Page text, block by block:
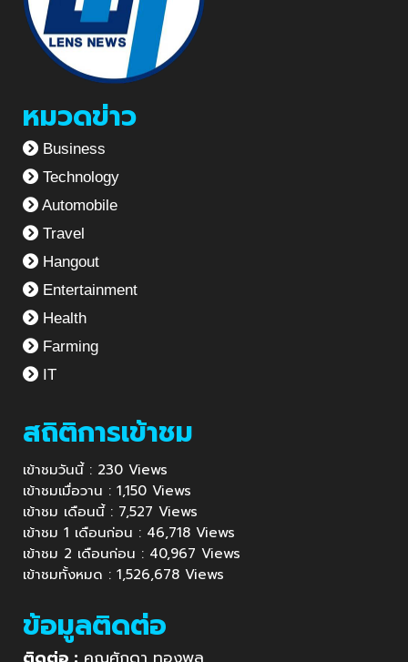
หมวดข่าว
Business
Technology
Automobile
Travel
Hangout
Entertainment
Health
Farming
IT
สถิติการเข้าชม
เข้าชมวันนี้ : 230 Views
เข้าชมเมื่อวาน : 1,150 Views
เข้าชม เดือนนี้ : 7,527 Views
เข้าชม 1 เดือนก่อน : 46,718 Views
เข้าชม 2 เดือนก่อน : 40,967 Views
เข้าชมทั้งหมด : 1,526,678 Views
ข้อมูลติดต่อ